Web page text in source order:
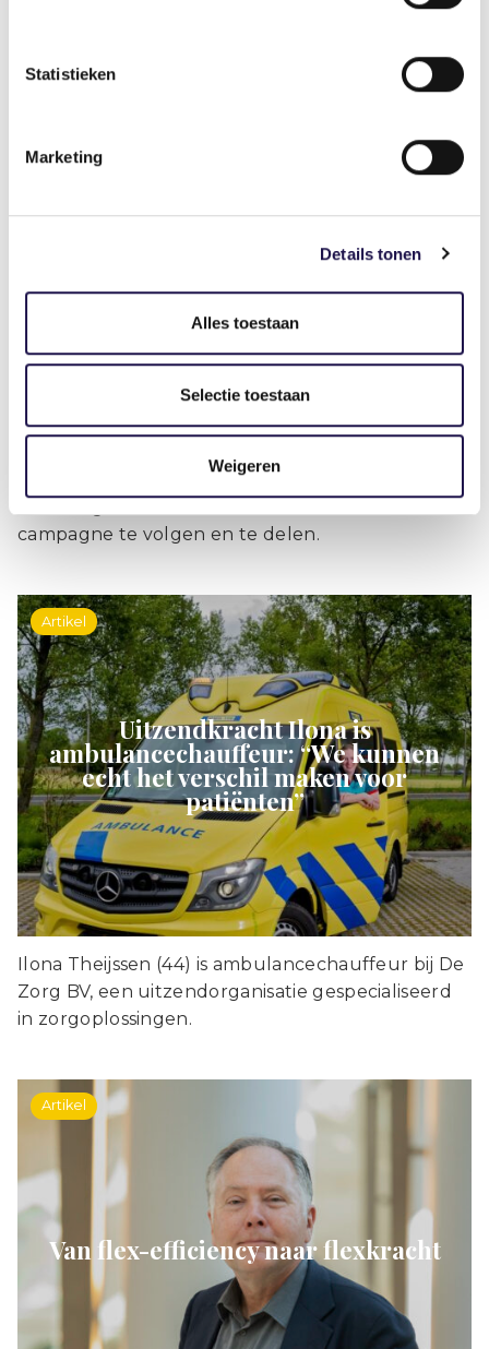
Statistieken
Marketing
Details tonen
Alles toestaan
Selectie toestaan
Weigeren
Gerelateerde artikelen
Nieuws
Nieuwe campagne laat
maatschappelijke waarde van
uitzenden zien
campagne te volgen en te delen.
Artikel
Uitzendkracht Ilona is
ambulancechauffeur: “We kunnen
echt het verschil maken voor
patiënten”
Ilona Theijssen (44) is ambulancechauffeur bij De
Zorg BV, een uitzendorganisatie gespecialiseerd
in zorgoplossingen.
Artikel
Van flex-efficiency naar flexkracht